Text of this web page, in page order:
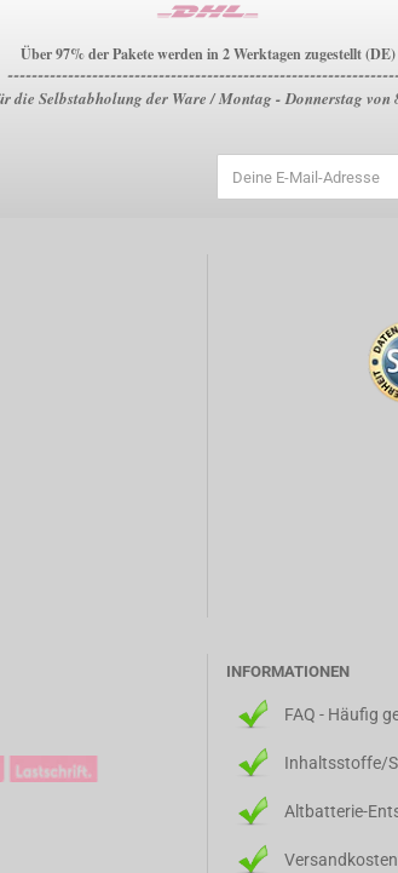
Über 97% der Pakete werden in 2 Werktagen zugestellt (DE)
die Selbstabholung der Ware / Montag - Donnerstag von
INFORMATIONEN
FAQ - Häufig
Inhaltsstoffe/
Altbatterie-